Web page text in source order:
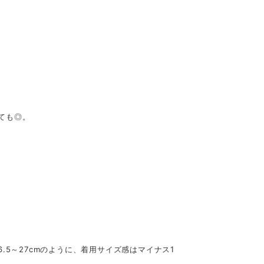
も◎。
～27cmのように、着用サイズ感はマイナス1